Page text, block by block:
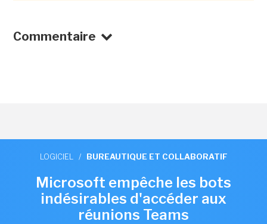
Commentaire
LOGICIEL / BUREAUTIQUE ET COLLABORATIF
Microsoft empêche les bots
indésirables d'accéder aux
réunions Teams